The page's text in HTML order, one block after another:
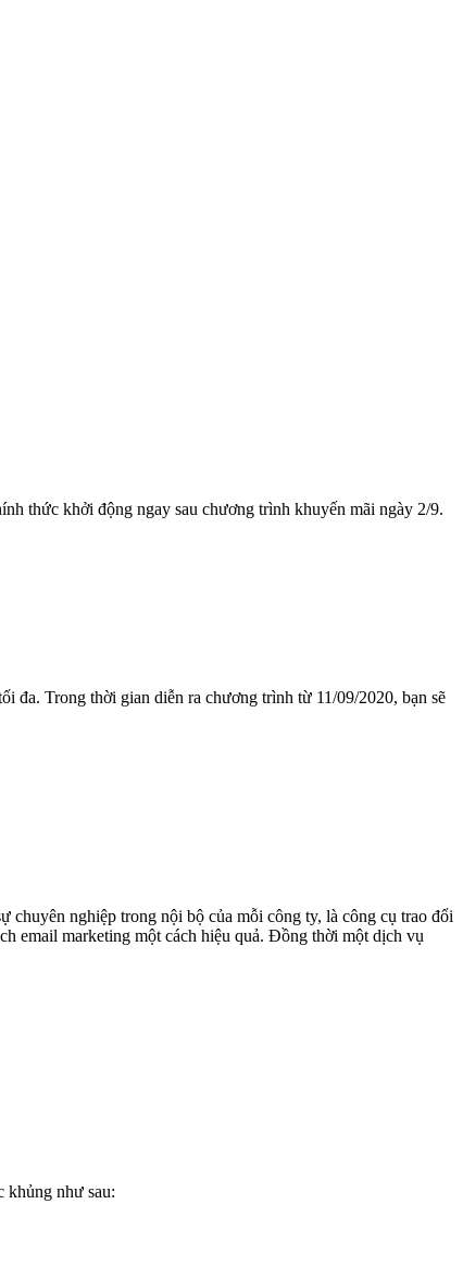
thức khởi động ngay sau chương trình khuyến mãi ngày 2/9.
đa. Trong thời gian diễn ra chương trình từ 11/09/2020, bạn sẽ
nghiệp trong nội bộ của mỗi công ty, là công cụ trao đổi
email marketing một cách hiệu quả. Đồng thời một dịch vụ
khủng như sau: